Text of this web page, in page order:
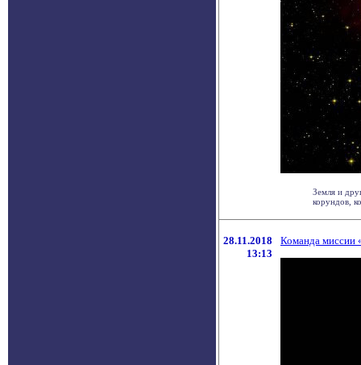
Земля и
корундов,
28.11.2018
13:13
Команда миссии